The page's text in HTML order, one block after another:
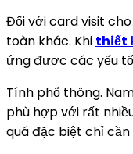
Đối với card visit
toàn khác. Khi thiết
ứng được các yếu
Tính phổ thông.
phù hợp với rất
quá đặc biệt chỉ